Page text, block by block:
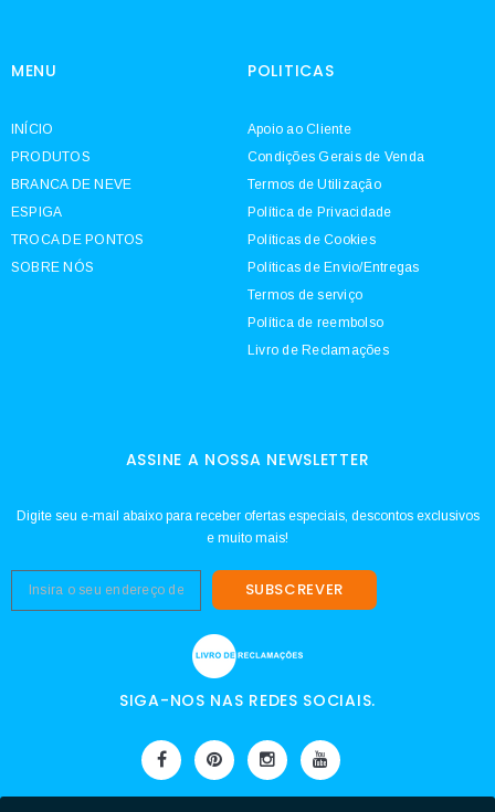
MENU
INÍCIO
PRODUTOS
BRANCA DE NEVE
ESPIGA
TROCA DE PONTOS
SOBRE NÓS
POLITICAS
Apoio ao Cliente
Condições Gerais de Venda
Termos de Utilização
Política de Privacidade
Políticas de Cookies
Políticas de Envio/Entregas
Termos de serviço
Política de reembolso
Livro de Reclamações
ASSINE A NOSSA NEWSLETTER
Digite seu e-mail abaixo para receber ofertas especiais, descontos exclusivos
e muito mais!
SUBSCREVER
SIGA-NOS NAS REDES SOCIAIS.